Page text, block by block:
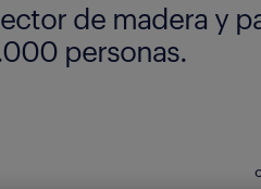
de madera y
personas.